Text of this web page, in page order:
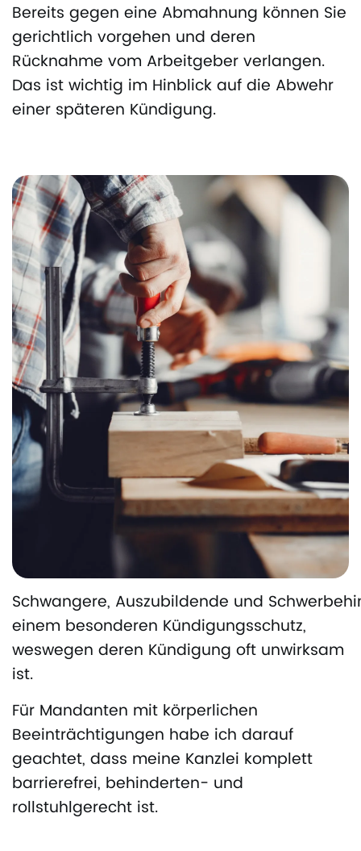
Bereits gegen eine Abmahnung können Sie
gerichtlich vorgehen und deren
Rücknahme vom Arbeitgeber verlangen.
Das ist wichtig im Hinblick auf die Abwehr
einer späteren Kündigung.
Schwangere, Auszubildende und
einem besonderen Kündigungsschutz,
weswegen deren Kündigung oft unwirksam
ist.
Für Mandanten mit körperlichen
Beeinträchtigungen habe ich darauf
geachtet, dass meine Kanzlei komplett
barrierefrei, behinderten- und
rollstuhlgerecht ist.